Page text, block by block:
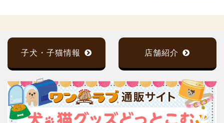
子犬・子猫情報 店舗紹介